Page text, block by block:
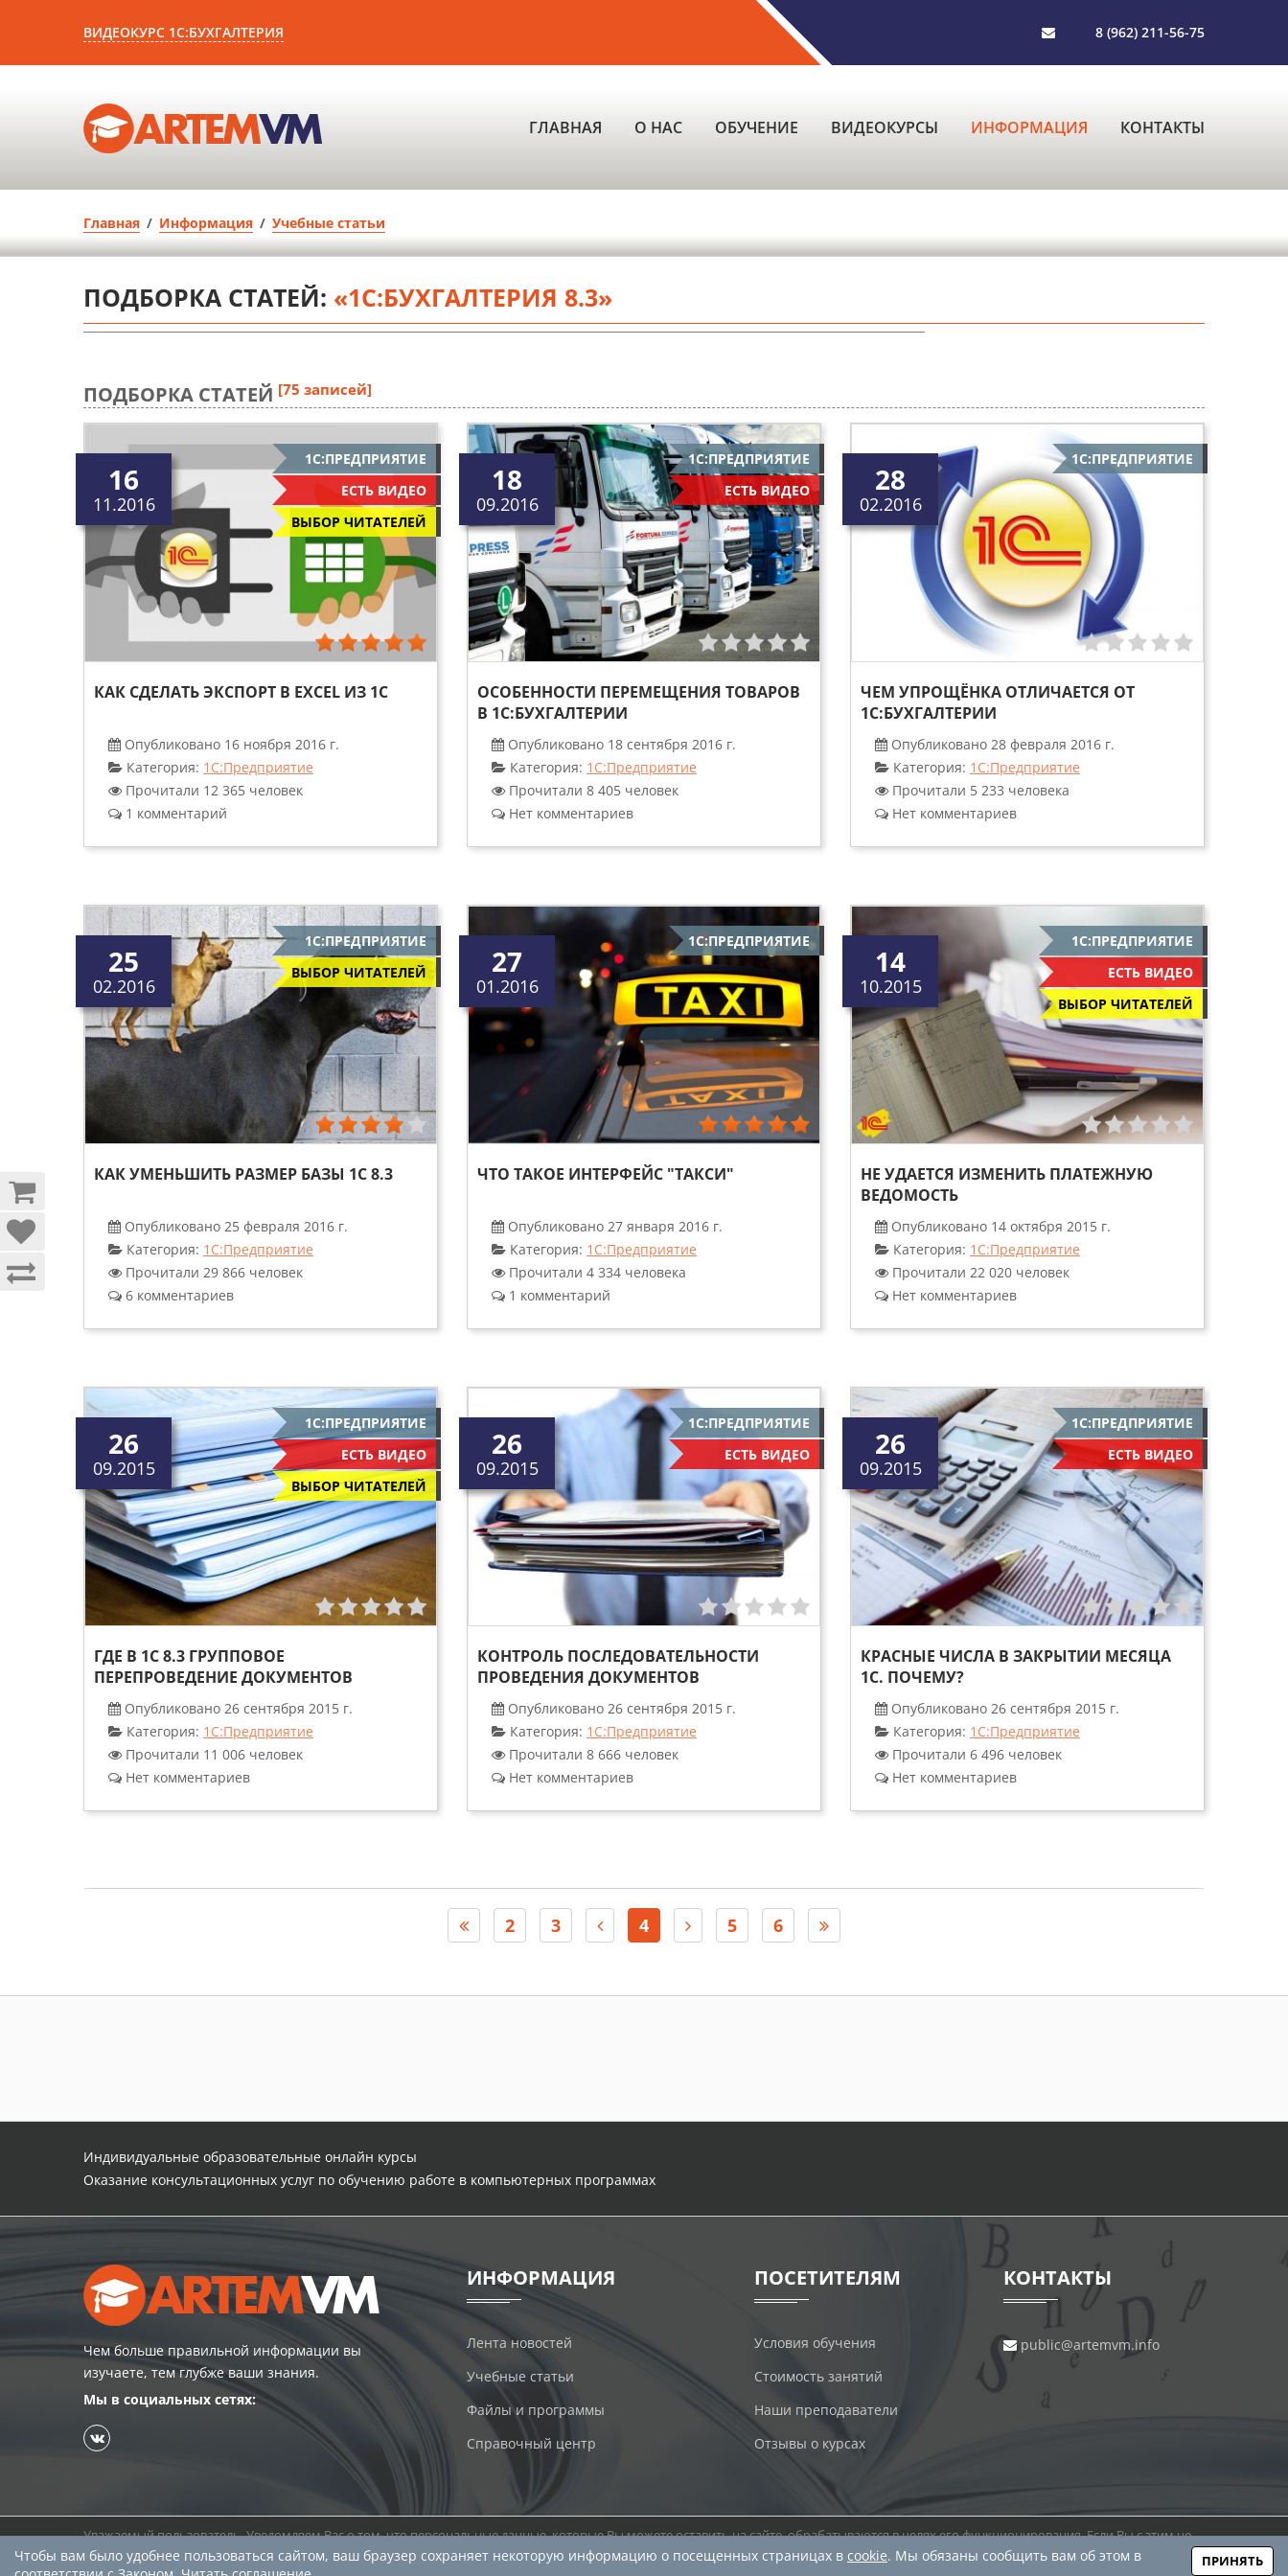
ВИДЕОКУРС 1С:БУХГАЛТЕРИЯ 8 (962) 211-56-75
ГЛАВНАЯ О НАС ОБУЧЕНИЕ ВИДЕОКУРСЫ ИНФОРМАЦИЯ КОНТАКТЫ
Главная / Информация / Учебные статьи
ПОДБОРКА СТАТЕЙ: «1С:БУХГАЛТЕРИЯ 8.3»
ПОДБОРКА СТАТЕЙ [75 записей]
16
11.2016
1С:ПРЕДПРИЯТИЕ
ЕСТЬ ВИДЕО
ВЫБОР ЧИТАТЕЛЕЙ
КАК СДЕЛАТЬ ЭКСПОРТ В EXCEL ИЗ 1С
Опубликовано 16 ноября 2016 г.
Категория: 1С:Предприятие
Прочитали 12 365 человек
1 комментарий
18
09.2016
1С:ПРЕДПРИЯТИЕ
ЕСТЬ ВИДЕО
ОСОБЕННОСТИ ПЕРЕМЕЩЕНИЯ ТОВАРОВ
В 1С:БУХГАЛТЕРИИ
Опубликовано 18 сентября 2016 г.
Категория: 1С:Предприятие
Прочитали 8 405 человек
Нет комментариев
28
02.2016
1С:ПРЕДПРИЯТИЕ
ЧЕМ УПРОЩЁНКА ОТЛИЧАЕТСЯ ОТ
1С:БУХГАЛТЕРИИ
Опубликовано 28 февраля 2016 г.
Категория: 1С:Предприятие
Прочитали 5 233 человека
Нет комментариев
25
02.2016
1С:ПРЕДПРИЯТИЕ
ВЫБОР ЧИТАТЕЛЕЙ
КАК УМЕНЬШИТЬ РАЗМЕР БАЗЫ 1С 8.3
Опубликовано 25 февраля 2016 г.
Категория: 1С:Предприятие
Прочитали 29 866 человек
6 комментариев
27
01.2016
1С:ПРЕДПРИЯТИЕ
ЧТО ТАКОЕ ИНТЕРФЕЙС "ТАКСИ"
Опубликовано 27 января 2016 г.
Категория: 1С:Предприятие
Прочитали 4 334 человека
1 комментарий
14
10.2015
1С:ПРЕДПРИЯТИЕ
ЕСТЬ ВИДЕО
ВЫБОР ЧИТАТЕЛЕЙ
НЕ УДАЕТСЯ ИЗМЕНИТЬ ПЛАТЕЖНУЮ
ВЕДОМОСТЬ
Опубликовано 14 октября 2015 г.
Категория: 1С:Предприятие
Прочитали 22 020 человек
Нет комментариев
26
09.2015
1С:ПРЕДПРИЯТИЕ
ЕСТЬ ВИДЕО
ВЫБОР ЧИТАТЕЛЕЙ
ГДЕ В 1С 8.3 ГРУППОВОЕ
ПЕРЕПРОВЕДЕНИЕ ДОКУМЕНТОВ
Опубликовано 26 сентября 2015 г.
Категория: 1С:Предприятие
Прочитали 11 006 человек
Нет комментариев
26
09.2015
1С:ПРЕДПРИЯТИЕ
ЕСТЬ ВИДЕО
КОНТРОЛЬ ПОСЛЕДОВАТЕЛЬНОСТИ
ПРОВЕДЕНИЯ ДОКУМЕНТОВ
Опубликовано 26 сентября 2015 г.
Категория: 1С:Предприятие
Прочитали 8 666 человек
Нет комментариев
26
09.2015
1С:ПРЕДПРИЯТИЕ
ЕСТЬ ВИДЕО
КРАСНЫЕ ЧИСЛА В ЗАКРЫТИИ МЕСЯЦА
1С. ПОЧЕМУ?
Опубликовано 26 сентября 2015 г.
Категория: 1С:Предприятие
Прочитали 6 496 человек
Нет комментариев
2 3 4 5 6
Индивидуальные образовательные онлайн курсы
Оказание консультационных услуг по обучению работе в компьютерных программах
Чем больше правильной информации вы
изучаете, тем глубже ваши знания.
Мы в социальных сетях:
ИНФОРМАЦИЯ
Лента новостей
Учебные статьи
Файлы и программы
Справочный центр
ПОСЕТИТЕЛЯМ
Условия обучения
Стоимость занятий
Наши преподаватели
Отзывы о курсах
КОНТАКТЫ
public@artemvm.info
Уважаемый пользователь. Уведомляем Вас о том, что персональные данные, которые Вы можете оставить на сайте, обрабатываются в целях его функционирования. Если Вы с этим не
согласны, то пожалуйста покиньте сайт. В противном случае это будет считаться согласием на обработку Ваших персональных данных.
Чтобы вам было удобнее пользоваться сайтом, ваш браузер сохраняет некоторую информацию о посещенных страницах в cookie. Мы обязаны сообщить вам об этом в
ПРИНЯТЬ